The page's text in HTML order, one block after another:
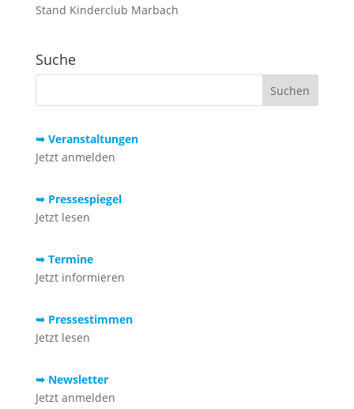
Stand Kinderclub Marbach
Suche
➥ Veranstaltungen
Jetzt anmelden
➥ Pressespiegel
Jetzt lesen
➥ Termine
Jetzt informieren
➥ Pressestimmen
Jetzt lesen
➥ Newsletter
Jetzt anmelden